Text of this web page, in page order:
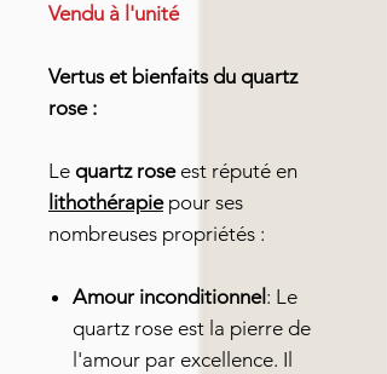
Vendu à l'unité
Vertus et bienfaits du quartz
rose :
Le quartz roseest réputé en
lithothérapiepour ses
nombreuses propriétés :
Amour inconditionnel : Le
quartz rose est la pierre de
l'amour par excellence. Il